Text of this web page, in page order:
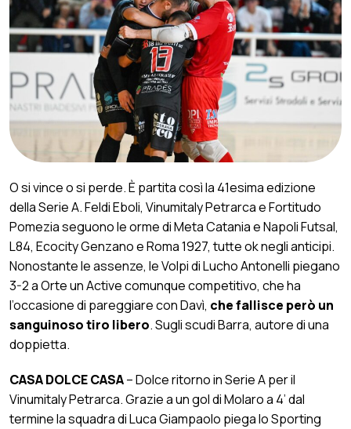
O si vince o si perde. È partita così la 41esima edizione
della Serie A. Feldi Eboli, Vinumitaly Petrarca e Fortitudo
Pomezia seguono le orme di Meta Catania e Napoli Futsal,
L84, Ecocity Genzano e Roma 1927, tutte ok negli anticipi.
Nonostante le assenze, le Volpi di Lucho Antonelli piegano
3-2 a Orte un Active comunque competitivo, che ha
l’occasione di pareggiare con Davì, che fallisce però un
sanguinoso tiro libero. Sugli scudi Barra, autore di una
doppietta.
CASA DOLCE CASA– Dolce ritorno in Serie A per il
Vinumitaly Petrarca. Grazie a un gol di Molaro a 4’ dal
termine la squadra di Luca Giampaolo piega lo Sporting